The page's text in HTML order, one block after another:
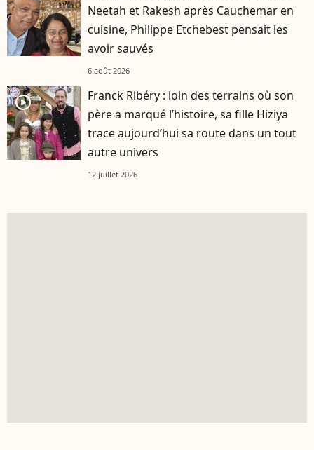
Neetah et Rakesh après Cauchemar en
cuisine, Philippe Etchebest pensait les
avoir sauvés
6 août 2026
player2
Franck Ribéry : loin des terrains où son
père a marqué l’histoire, sa fille Hiziya
trace aujourd’hui sa route dans un tout
autre univers
12 juillet 2026